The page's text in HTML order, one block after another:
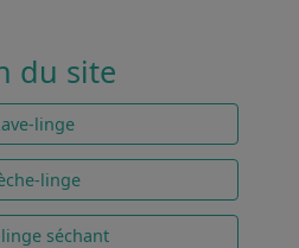
du site
linge
linge
séchant